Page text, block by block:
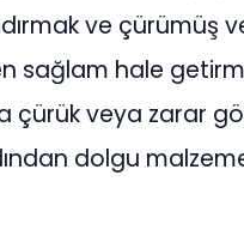
ve çürümüş
sağlam hale
çürük veya zarar
dolgu